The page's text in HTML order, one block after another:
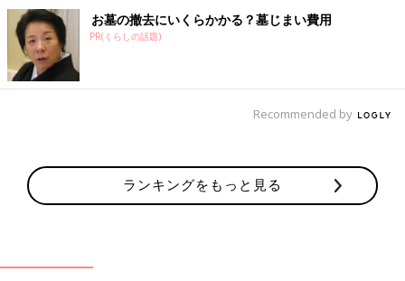
ようやく母乳育児も軌道に乗り始め、里帰りも間もなく終了とい
う頃、自宅に戻る前に実家近くの神社で
ました。お参りには、母が私のお宮参りの時に着た着物を着せて
もらいました。
30年経って、母である私と同じ着物を着て同じ神社へ。地元の小
ところが、このお宮参りで予想外のトラブルが発生しました。朝
お墓の撤去にいくらかかる？墓じまい費用
PR(くらしの話題)
Recommended by
ランキングをもっと見る